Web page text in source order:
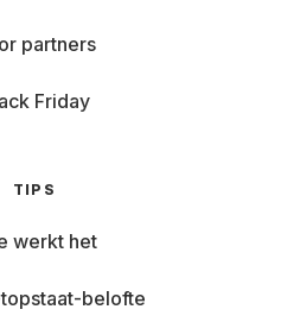
partners
Friday
TIPS
werkt het
belofte